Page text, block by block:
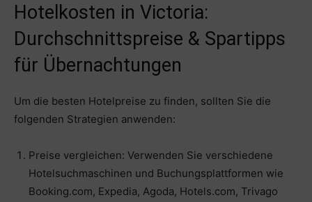
Hotelkosten in Victoria:
Durchschnittspreise & Spartipps
für Übernachtungen
Um die besten Hotelpreise zu finden, sollten Sie die
folgenden Strategien anwenden:
Preise vergleichen: Verwenden Sie verschiedene
Hotelsuchmaschinen und Buchungsplattformen wie
Booking.com, Expedia, Agoda, Hotels.com, Trivago